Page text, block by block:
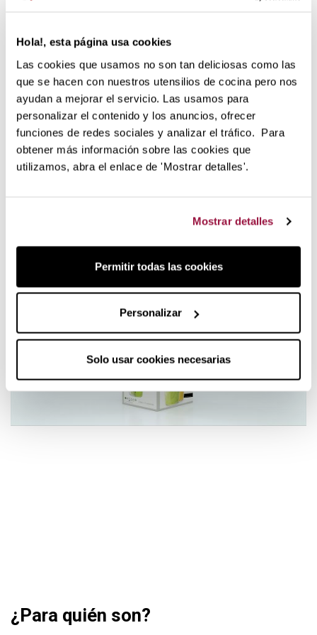
Hola!, esta página usa cookies
Las cookies que usamos no son tan deliciosas como las
que se hacen con nuestros utensilios de cocina pero nos
ayudan a mejorar el servicio. Las usamos para
personalizar el contenido y los anuncios, ofrecer
funciones de redes sociales y analizar el tráfico. Para
obtener más información sobre las cookies que
utilizamos, abra el enlace de 'Mostrar detalles'.
Mostrar detalles
Permitir todas las cookies
Personalizar
Solo usar cookies necesarias
Tener los dos evita el clásico "monto la jarra grande para un
Y no son solo para smoothies.Cuando necesitas batir
cantidades pequeñas —una marinada, una salsa, un
el vaso individual te resuelve sin tener que montar y
lavar la jarra grande. Es lo que más valoran quienes ya los
usan: la versatilidad para lo pequeño.
Tapa 100% estanca: pensada para
transportar
junto a tus enseres sin miedo a que gotee o se abra por
¿Para quién son?